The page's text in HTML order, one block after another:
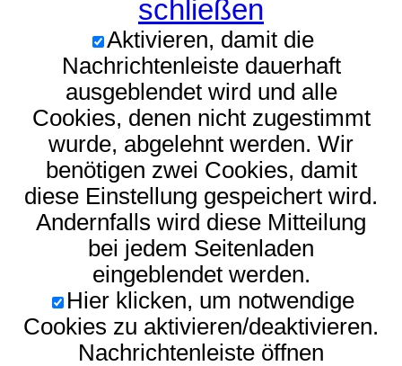
schließen
Aktivieren, damit die
Nachrichtenleiste dauerhaft
ausgeblendet wird und alle
Cookies, denen nicht zugestimmt
wurde, abgelehnt werden. Wir
benötigen zwei Cookies, damit
diese Einstellung gespeichert wird.
Andernfalls wird diese Mitteilung
bei jedem Seitenladen
eingeblendet werden.
Hier klicken, um notwendige
Cookies zu aktivieren/deaktivieren.
Nachrichtenleiste öffnen